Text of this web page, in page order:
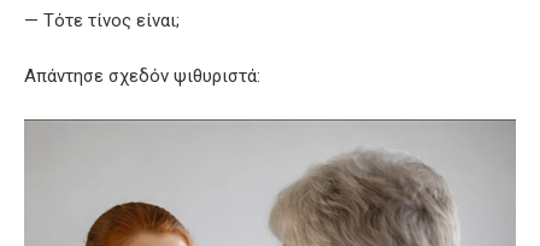
— Τότε τίνος είναι;
Απάντησε σχεδόν ψιθυριστά: